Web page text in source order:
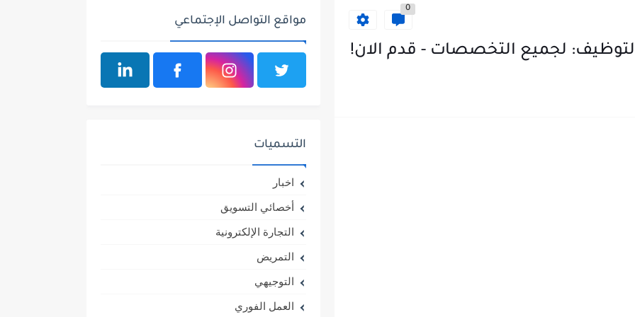
0
لجميع التخصصات - قدم الان!
مواقع التواصل الإجتماعي
التسميات
اخبار
أخصائي التسويق
التجارة الإلكترونية
التمريض
التوجيهي
العمل الفوري